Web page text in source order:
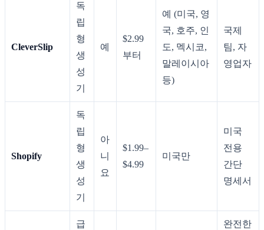
CleverSlip
독
립
형
생
성
기
예
$2.99
부터
예 (미국, 영
국, 호주, 인
도, 멕시코,
말레이시아
등)
국제
팀, 자
영업자
Shopify
독
립
형
생
성
기
아
니
요
$1.99–
$4.99
미국만
미국
전용
간단
명세서
급
완전한